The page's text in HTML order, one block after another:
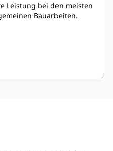
Leistung bei den meisten
Bauarbeiten.